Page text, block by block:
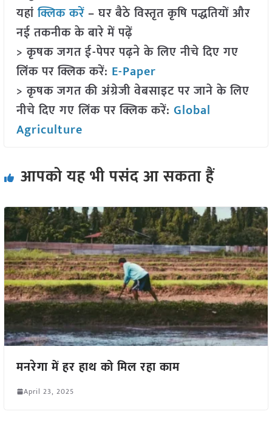
यहांक्लिक करें– घर बैठे विस्तृत कृषि पद्धतियों और
नई तकनीक के बारे में पढ़ें
> कृषक जगत ई-पेपर पढ़ने के लिए नीचे दिए गए
लिंक पर क्लिक करें: E-Paper
> कृषक जगत की अंग्रेजी वेबसाइट पर जाने के लिए
नीचे दिए गए लिंक पर क्लिक करें: Global
Agriculture
आपको यह भी पसंद आ सकता हैं
मनरेगा में हर हाथ को मिल रहा काम
April 23, 2025